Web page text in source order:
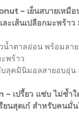
– เย็นสบายเหมื
ะเส้นเปลือกมะพร้า
น้ำตาลอ่อน พร้อมลาย
พร้าว
บลุคมินิมอลสายอบอุ่น
– เปรี้ยว แซ่บ ไม่ซ้ำใ
ยนสุดเก๋ สำหรับคนมั่น